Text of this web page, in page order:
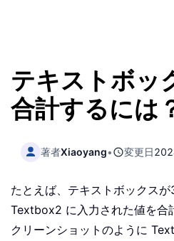
テキストボッ
合計するには
著者Xiaoyang• 変更日
たとえば、テキストボックス
Textbox2 に入力された値を合
クリーンショットのように